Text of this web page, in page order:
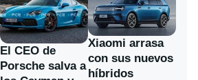
El CEO de
Porsche salva a
Xiaomi arrasa
con sus nuevos
híbridos